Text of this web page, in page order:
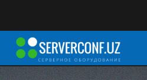
Telegram:@serverconf_uz
Тел: (90) 932-18-00